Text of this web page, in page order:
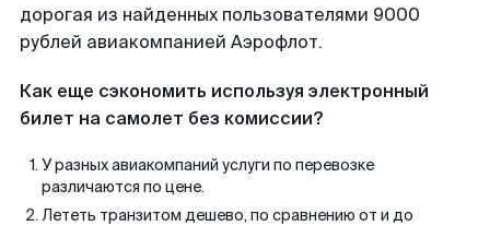
дорогая из найденных пользователями 9000
рублей авиакомпанией Аэрофлот.
Как еще сэкономить используя электронный
билет на самолет без комиссии?
У разных авиакомпаний услуги по перевозке
различаются по цене.
Лететь транзитом дешево, по сравнению от и до